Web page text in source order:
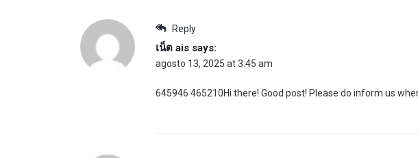
Reply
เน็ต ais says:
agosto 13, 2025 at 3:45 am
645946 465210Hi there! Good post! Please do inform us